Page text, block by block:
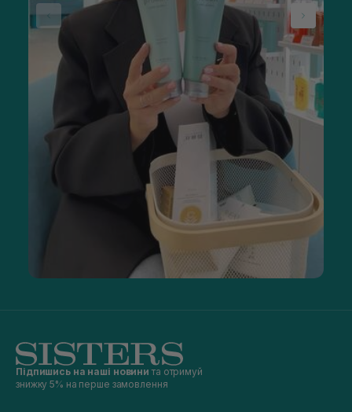
Підпишись на наші новини та отримуй
знижку 5% на перше замовлення